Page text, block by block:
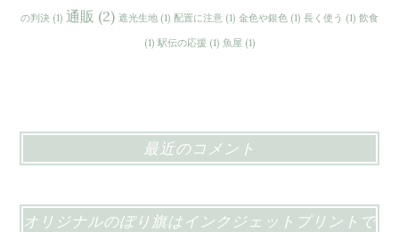
の判決 (1) 通販 (2) 遮光生地 (1) 配置に注意 (1) 金色や銀色 (1) 長く使う (1) 飲食
(1) 駅伝の応援 (1) 魚屋 (1)
最近のコメント
オリジナルのぼり旗はインクジェットプリントで